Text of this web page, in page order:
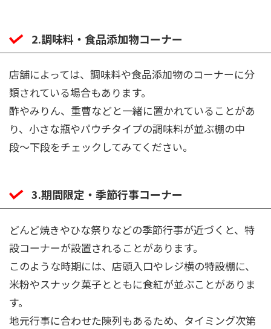
2.調味料・食品添加物コーナー
店舗によっては、調味料や食品添加物のコーナーに分
類されている場合もあります。
酢やみりん、重曹などと一緒に置かれていることがあ
り、小さな瓶やパウチタイプの調味料が並ぶ棚の中
段〜下段をチェックしてみてください。
3.期間限定・季節行事コーナー
どんど焼きやひな祭りなどの季節行事が近づくと、特
設コーナーが設置されることがあります。
このような時期には、店頭入口やレジ横の特設棚に、
米粉やスナック菓子とともに食紅が並ぶことがありま
す。
地元行事に合わせた陳列もあるため、タイミング次第